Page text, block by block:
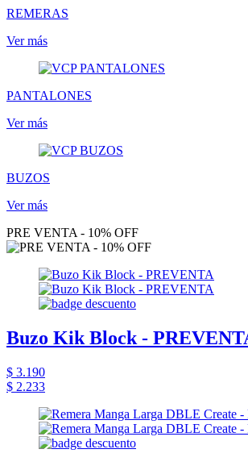
REMERAS
Ver más
PANTALONES
Ver más
BUZOS
Ver más
PRE VENTA - 10% OFF
Buzo Kik Block -
$ 3.190
$ 2.233